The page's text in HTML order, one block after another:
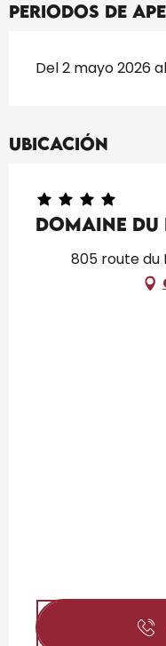
Periodos de
Del 2 mayo 2026
Ubicación
Domaine
805 route du